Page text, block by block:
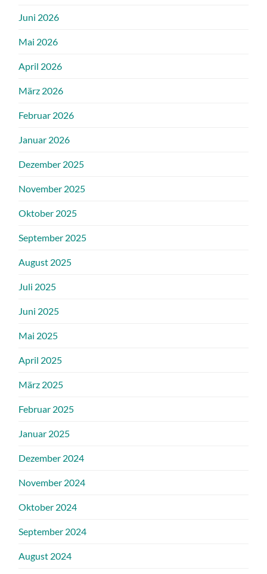
Juni 2026
Mai 2026
April 2026
März 2026
Februar 2026
Januar 2026
Dezember 2025
November 2025
Oktober 2025
September 2025
August 2025
Juli 2025
Juni 2025
Mai 2025
April 2025
März 2025
Februar 2025
Januar 2025
Dezember 2024
November 2024
Oktober 2024
September 2024
August 2024